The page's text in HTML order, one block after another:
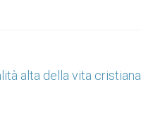
alta della vita cristiana